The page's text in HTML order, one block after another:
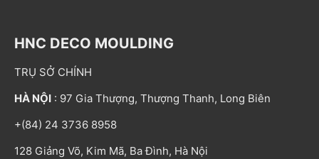
HNC DECO MOULDING
TRỤ SỞ CHÍNH
HÀ NỘI : 97 Gia Thượng, Thượng Thanh, Long Biên
+(84) 24 3736 8958
128 Giảng Võ, Kim Mã, Ba Đình, Hà Nội